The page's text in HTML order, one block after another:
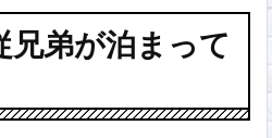
弟が泊まって